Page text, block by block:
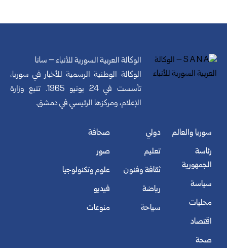
الوكالة العربية السورية للأنباء – سانا
الوكالة الوطنية الرسمية للأخبار في سوريا،
تأسست في 24 يونيو 1965. تتبع وزارة
الإعلام، ومركزها الرئيسي في دمشق.
سوريا والعالم
رئاسة
الجمهورية
سياسة
محليات
اقتصاد
صحة
دولي
تعليم
ثقافة وفنون
رياضة
سياحة
صحافة
صور
علوم وتكنولوجيا
فيديو
منوعات